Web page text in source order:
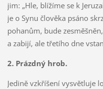
jim: „Hle, blížíme se k
je o Synu člověka psáno
pohanům, bude
a zabijí, ale třetího dne
2. Prázdný hrob.
Jedině vzkříšení vysvětluje